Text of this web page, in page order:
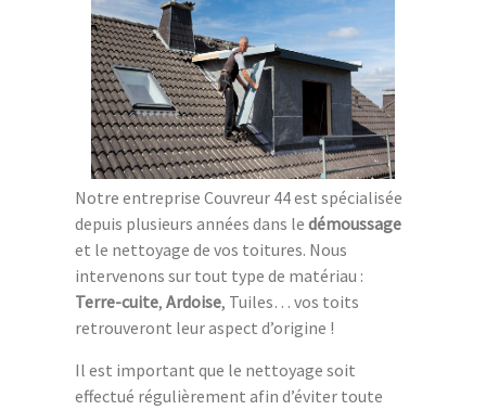
Notre entreprise Couvreur 44 est spécialisée
depuis plusieurs années dans le démoussage
et le nettoyage de vos toitures. Nous
intervenons sur tout type de matériau :
Terre-cuite, Ardoise, Tuiles… vos toits
retrouveront leur aspect d’origine !
Il est important que le nettoyage soit
effectué régulièrement afin d’éviter toute